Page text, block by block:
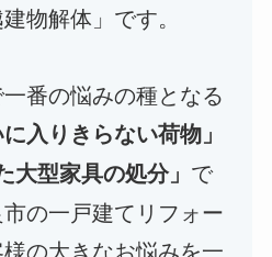
物解体」です。
番の悩みの種となる
に入りきらない荷物」
大型家具の処分」 で
の一戸建てリフォー
の大きなお悩みを一